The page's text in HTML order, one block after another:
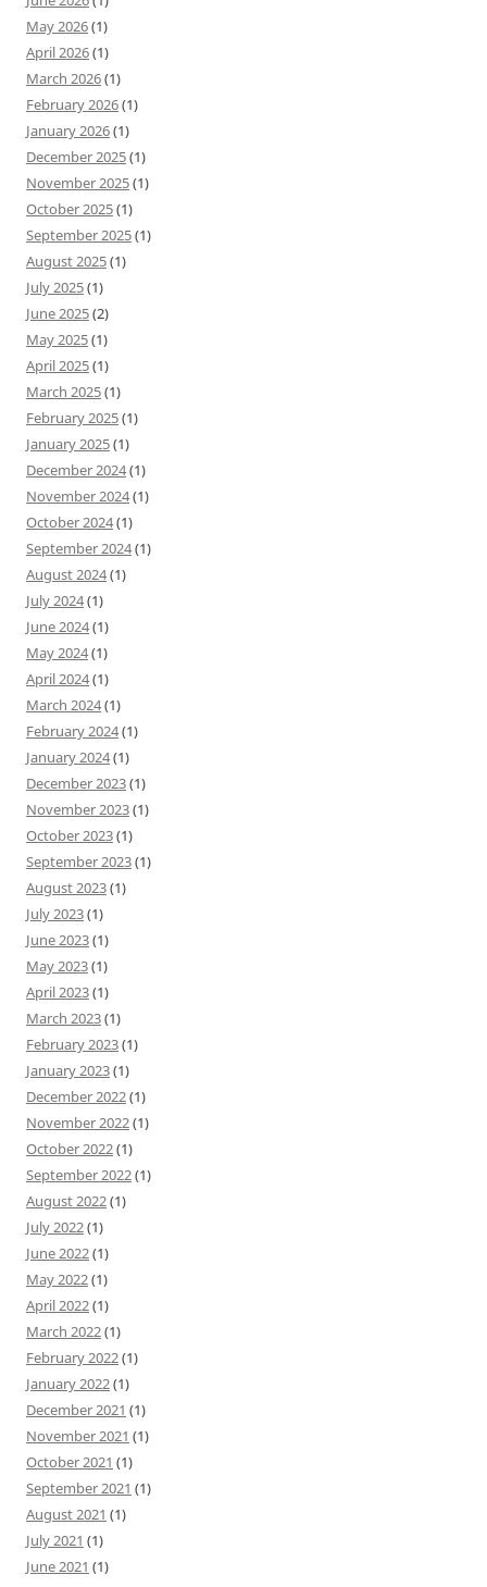
May 2026(1)
April 2026(1)
March 2026(1)
February 2026(1)
January 2026(1)
December 2025(1)
November 2025(1)
October 2025(1)
September 2025(1)
August 2025(1)
July 2025(1)
June 2025(2)
May 2025(1)
April 2025(1)
March 2025(1)
February 2025(1)
January 2025(1)
December 2024(1)
November 2024(1)
October 2024(1)
September 2024(1)
August 2024(1)
July 2024(1)
June 2024(1)
May 2024(1)
April 2024(1)
March 2024(1)
February 2024(1)
January 2024(1)
December 2023(1)
November 2023(1)
October 2023(1)
September 2023(1)
August 2023(1)
July 2023(1)
June 2023(1)
May 2023(1)
April 2023(1)
March 2023(1)
February 2023(1)
January 2023(1)
December 2022(1)
November 2022(1)
October 2022(1)
September 2022(1)
August 2022(1)
July 2022(1)
June 2022(1)
May 2022(1)
April 2022(1)
March 2022(1)
February 2022(1)
January 2022(1)
December 2021 (1)
November 2021 (1)
October 2021 (1)
September 2021 (1)
August 2021 (1)
July 2021 (1)
June 2021 (1)